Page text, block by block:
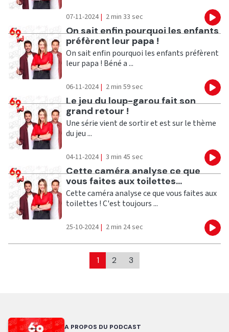
07-11-2024 | 2 min 33 sec
Ecouter
On sait enfin pourquoi les enfants
préfèrent leur papa !
On sait enfin pourquoi les enfants préfèrent
leur papa ! Béné a ...
06-11-2024 | 2 min 59 sec
Ecouter
Le jeu du loup-garou fait son
grand retour !
Une série vient de sortir et est sur le thème
du jeu ...
04-11-2024 | 3 min 45 sec
Ecouter
Cette caméra analyse ce que
vous faites aux toilettes...
Cette caméra analyse ce que vous faites aux
toilettes ! C'est toujours ...
25-10-2024 | 2 min 24 sec
1 2 3
A PROPOS DU PODCAST